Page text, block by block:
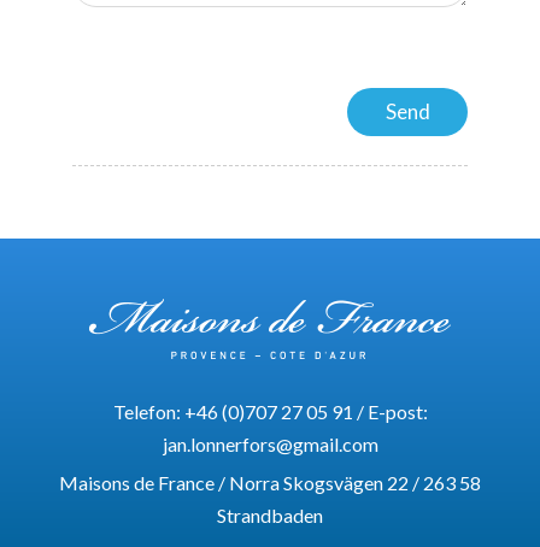
Telefon: +46 (0)707 27 05 91 / E-post:
jan.lonnerfors@gmail.com
Maisons de France / Norra Skogsvägen 22 / 263 58
Strandbaden